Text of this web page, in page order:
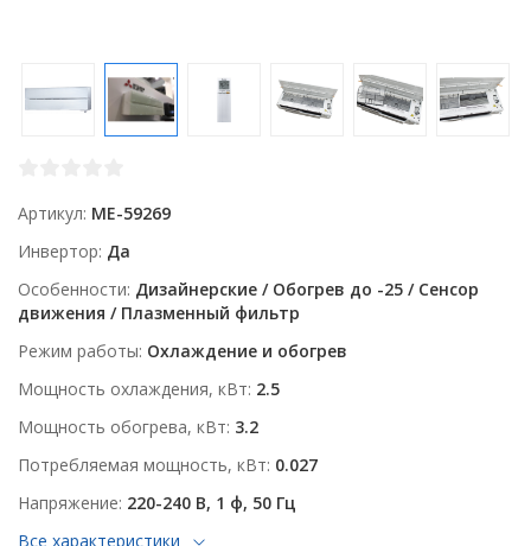
Артикул ME-59269
Инвертор Да
Особенности Дизайнерские / Обогрев до -25 / Сенсор
движения / Плазменный фильтр
Режим работы Охлаждение и обогрев
Мощность охлаждения, кВт 2.5
Мощность обогрева, кВт 3.2
Потребляемая мощность, кВт 0.027
Напряжение 220-240 В, 1 ф, 50 Гц
Все характеристики